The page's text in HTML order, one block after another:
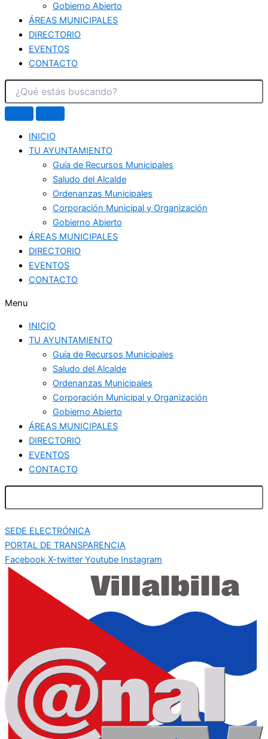
Gobierno Abierto
ÁREAS MUNICIPALES
DIRECTORIO
EVENTOS
CONTACTO
INICIO
TU AYUNTAMIENTO
Guía de Recursos Municipales
Saludo del Alcalde
Ordenanzas Municipales
Corporación Municipal y Organización
Gobierno Abierto
ÁREAS MUNICIPALES
DIRECTORIO
EVENTOS
CONTACTO
Menu
INICIO
TU AYUNTAMIENTO
Guía de Recursos Municipales
Saludo del Alcalde
Ordenanzas Municipales
Corporación Municipal y Organización
Gobierno Abierto
ÁREAS MUNICIPALES
DIRECTORIO
EVENTOS
CONTACTO
SEDE ELECTRÓNICA
PORTAL DE TRANSPARENCIA
Facebook X-twitter Youtube Instagram